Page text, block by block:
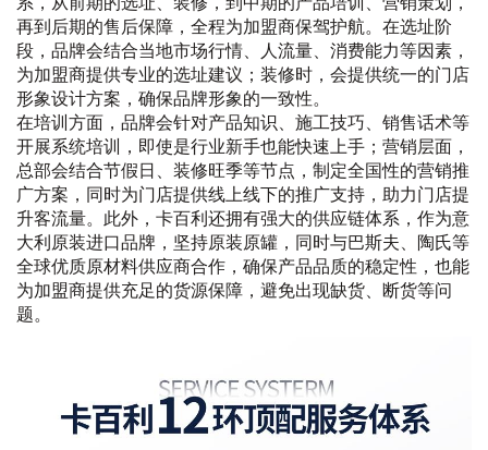
再到后期的售后保障，全程为加盟商保驾护航。在选址阶
段，品牌会结合当地市场行情、人流量、消费能力等因素，
为加盟商提供专业的选址建议；装修时，会提供统一的门店
形象设计方案，确保品牌形象的一致性。
在培训方面，品牌会针对产品知识、施工技巧、销售话术等
开展系统培训，即使是行业新手也能快速上手；营销层面，
总部会结合节假日、装修旺季等节点，制定全国性的营销推
广方案，同时为门店提供线上线下的推广支持，助力门店提
升客流量。此外，卡百利还拥有强大的供应链体系，作为意
大利原装进口品牌，坚持原装原罐，同时与巴斯夫、陶氏等
全球优质原材料供应商合作，确保产品品质的稳定性，也能
为加盟商提供充足的货源保障，避免出现缺货、断货等问
题。